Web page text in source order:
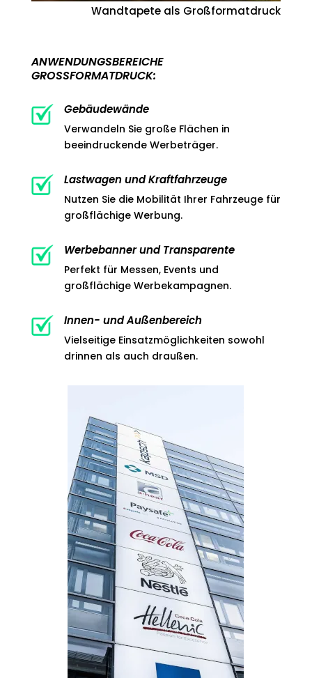
Wandtapete als Großformatdruck
ANWENDUNGSBEREICHE
GROSSFORMATDRUCK:
Gebäudewände
Verwandeln Sie große Flächen in
beeindruckende Werbeträger.
Lastwagen und Kraftfahrzeuge
Nutzen Sie die Mobilität Ihrer Fahrzeuge für
großflächige Werbung.
Werbebanner und Transparente
Perfekt für Messen, Events und
großflächige Werbekampagnen.
Innen- und Außenbereich
Vielseitige Einsatzmöglichkeiten sowohl
drinnen als auch draußen.